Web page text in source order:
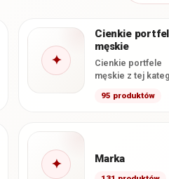
✦
Cienkie
męskie
Cienkie portfele
męskie z tej
grubość
95 produktów
✦ Marka